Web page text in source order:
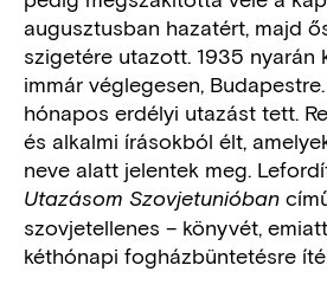
augusztusban hazatért, majd
szigetére utazott. 1935 nyarán
immár véglegesen,
hónapos erdélyi utazást tett.
és alkalmi írásokból élt,
neve alatt jelentek meg.
Utazásom Szovjetunióban
szovjetellenes – könyvét,
kéthónapi fogházbüntetésre